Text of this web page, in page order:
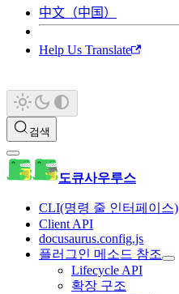
中文（中国）
Help Us Translate
검색
도큐사우루스
CLI(명령 줄 인터페이스)
Client API
docusaurus.config.js
플러그인 메소드 참조
Lifecycle API
확장 구조